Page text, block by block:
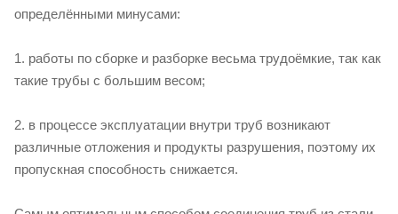
определёнными минусами:
1. работы по сборке и разборке весьма трудоёмкие, так как
такие трубы с большим весом;
2. в процессе эксплуатации внутри труб возникают
различные отложения и продукты разрушения, поэтому их
пропускная способность снижается.